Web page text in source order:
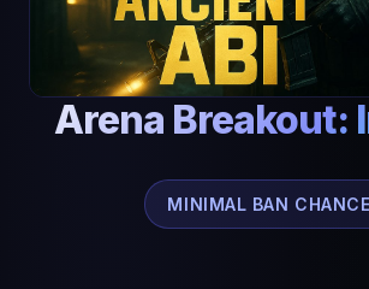
Arena Breakout:
MINIMAL BAN CHANCE